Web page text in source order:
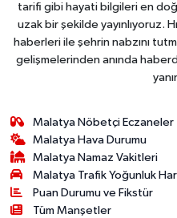
tarifi gibi hayati bilgileri en
uzak bir şekilde yayınlıyoruz.
haberleri ile şehrin nabzını
gelişmelerinden anında
Malatya Nöbetçi Eczaneler
Malatya Hava Durumu
Malatya Namaz Vakitleri
Malatya Trafik Yoğunluk
Puan Durumu ve Fikstür
Tüm Manşetler